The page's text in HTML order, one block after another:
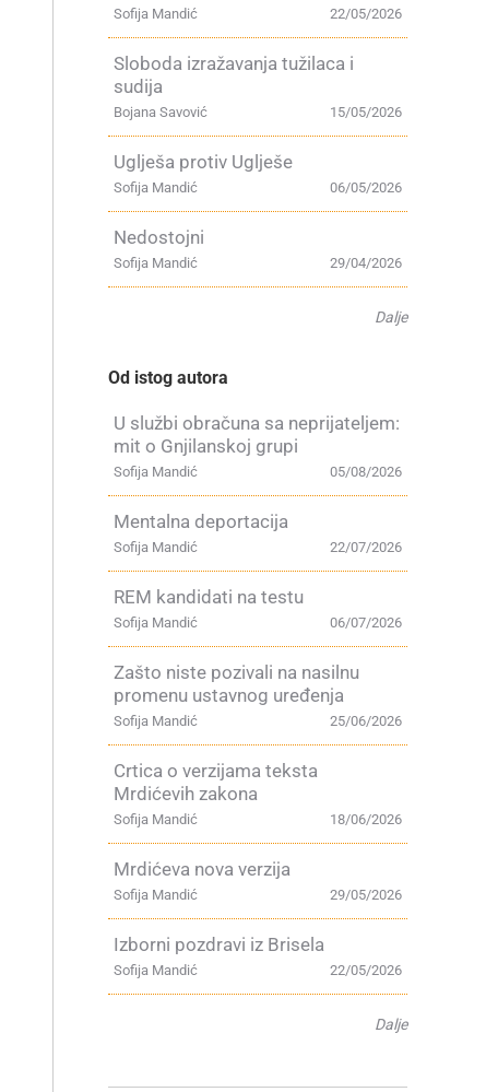
22/05/2026
Sofija Mandić
Sloboda izražavanja tužilaca i
sudija
15/05/2026
Bojana Savović
Uglješa protiv Uglješe
06/05/2026
Sofija Mandić
Nedostojni
29/04/2026
Sofija Mandić
Dalje
Od istog autora
U službi obračuna sa neprijateljem:
mit o Gnjilanskoj grupi
05/08/2026
Sofija Mandić
Mentalna deportacija
22/07/2026
Sofija Mandić
REM kandidati na testu
06/07/2026
Sofija Mandić
Zašto niste pozivali na nasilnu
promenu ustavnog uređenja
25/06/2026
Sofija Mandić
Crtica o verzijama teksta
Mrdićevih zakona
18/06/2026
Sofija Mandić
Mrdićeva nova verzija
29/05/2026
Sofija Mandić
Izborni pozdravi iz Brisela
22/05/2026
Sofija Mandić
Dalje